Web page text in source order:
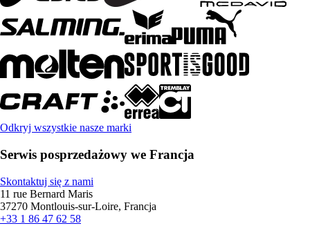
Odkryj wszystkie nasze marki
Serwis posprzedażowy we Francja
Skontaktuj się z nami
11 rue Bernard Maris
37270 Montlouis-sur-Loire, Francja
+33 1 86 47 62 58